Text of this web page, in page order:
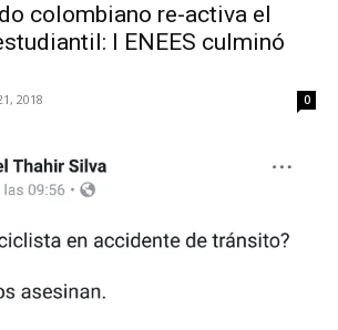
colombiano re-activa el
I ENEES culminó
2018 0